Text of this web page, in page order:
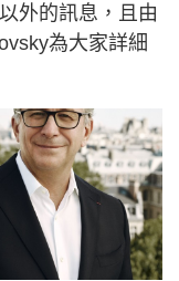
外的訊息，且由
為大家詳細